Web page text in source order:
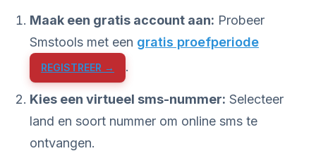
Maak een gratis account aan: Probeer
Smstools met een gratis proefperiode
REGISTREER → .
Kies een virtueel sms-nummer: Selecteer
land en soort nummer om online sms te
ontvangen.